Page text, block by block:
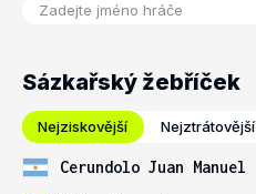
Sázkařský žebříček
Nejziskovější Nejztrátovější
Cerundolo Juan Manuel